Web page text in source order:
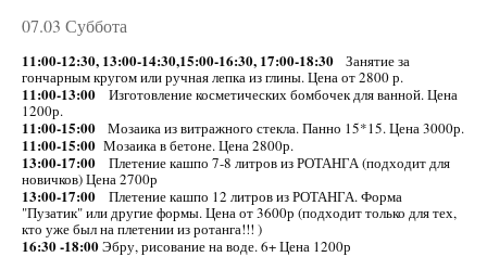
07.03 Суббота
11:00-12:30, 13:00-14:30,15:00-16:30, 17:00-18:30
Занятие за
гончарным кругом или ручная лепка из глины. Цена от 2800 р.
11:00-13:00 Изготовление косметических бомбочек для ванной. Цена
1200р.
11:00-15:00 Мозаика из витражного стекла. Панно 15*15. Цена 3000р.
11:00-15:00 Мозаика в бетоне. Цена 2800р.
13:00-17:00
Плетение кашпо 7-8 литров из РОТАНГА (подходит для
новичков) Цена 2700р
13:00-17:00 Плетение кашпо 12 литров из РОТАНГА. Форма
"Пузатик" или другие формы. Цена от 3600р (подходит только для тех,
кто уже был на плетении из ротанга!!! )
16:30 -18:00Эбру, рисование на воде. 6+ Цена 1200р